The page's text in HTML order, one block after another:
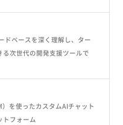
ドベースを深く理解し、ター
次世代の開発支援ツールで
を使ったカスタムAIチャット
トフォーム